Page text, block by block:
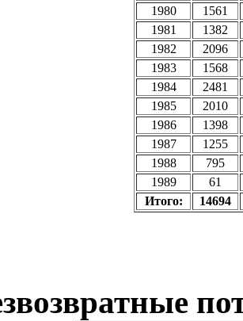
1980
1561
1981
1382
1982
2096
1983
1568
1984
2481
1985
2010
1986
1398
1987
1255
1988
795
1989
61
Итого:
14694